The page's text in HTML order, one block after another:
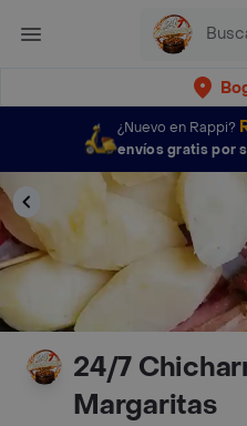
¿Nuevo en Rappi?
envíos gratis por
24/7
Margaritas